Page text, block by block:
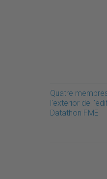
Quatre
l'exterior de
Datathon FME